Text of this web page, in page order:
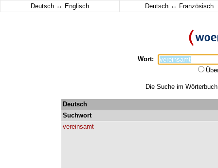
Deutsch ↔ Englisch Deutsch ↔ Französisch
Wort:
Die Suche im
Deutsch
Suchwort
vereinsamt